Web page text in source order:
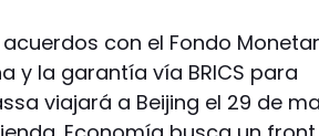
con el Fondo
y la garantía vía BRICS para
viajará a Beijing el 29 de